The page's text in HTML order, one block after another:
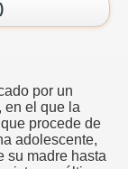
por un
en el que la
procede de
adolescente,
su madre hasta